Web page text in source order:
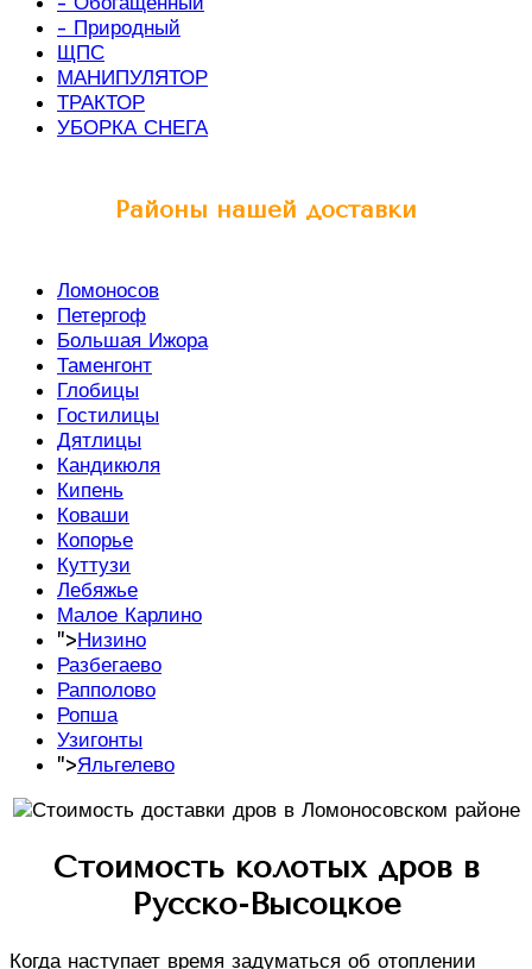
- Природный
ЩПС
МАНИПУЛЯТОР
ТРАКТОР
УБОРКА СНЕГА
Районы нашей доставки
Ломоносов
Петергоф
Большая Ижора
Таменгонт
Глобицы
Гостилицы
Дятлицы
Кандикюля
Кипень
Коваши
Копорье
Куттузи
Лебяжье
Малое Карлино
">Низино
Разбегаево
Рапполово
Ропша
Узигонты
">Яльгелево
Стоимость колотых дров в
Русско-Высоцкое
Когда наступает время задуматься об отоплении